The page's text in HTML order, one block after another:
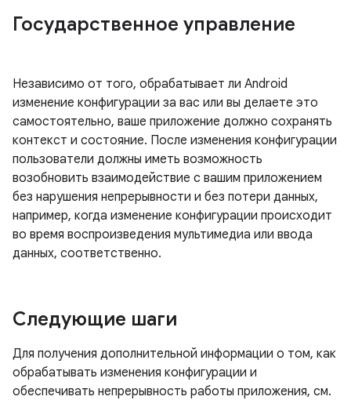
Государственное управление
Независимо от того, обрабатывает ли Android
изменение конфигурации за вас или вы делаете это
самостоятельно, ваше приложение должно сохранять
контекст и состояние. После изменения конфигурации
пользователи должны иметь возможность
возобновить взаимодействие с вашим приложением
без нарушения непрерывности и без потери данных,
например, когда изменение конфигурации происходит
во время воспроизведения мультимедиа или ввода
данных, соответственно.
Следующие шаги
Для получения дополнительной информации о том, как
обрабатывать изменения конфигурации и
обеспечивать непрерывность работы приложения, см.